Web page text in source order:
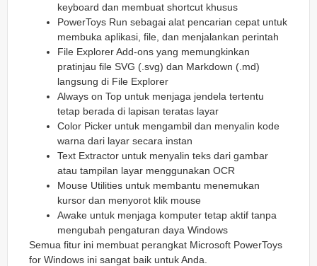
keyboard dan membuat shortcut khusus
PowerToys Run sebagai alat pencarian cepat untuk
membuka aplikasi, file, dan menjalankan perintah
File Explorer Add-ons yang memungkinkan
pratinjau file SVG (.svg) dan Markdown (.md)
langsung di File Explorer
Always on Top untuk menjaga jendela tertentu
tetap berada di lapisan teratas layar
Color Picker untuk mengambil dan menyalin kode
warna dari layar secara instan
Text Extractor untuk menyalin teks dari gambar
atau tampilan layar menggunakan OCR
Mouse Utilities untuk membantu menemukan
kursor dan menyorot klik mouse
Awake untuk menjaga komputer tetap aktif tanpa
mengubah pengaturan daya Windows
Semua fitur ini membuat perangkat Microsoft PowerToys
for Windows ini sangat baik untuk Anda.